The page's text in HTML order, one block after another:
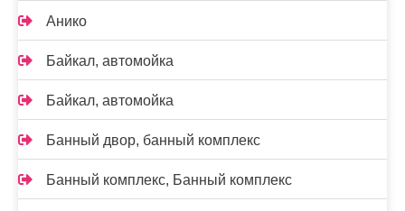
Анико
Байкал, автомойка
Байкал, автомойка
Банный двор, банный комплекс
Банный комплекс, Банный комплекс